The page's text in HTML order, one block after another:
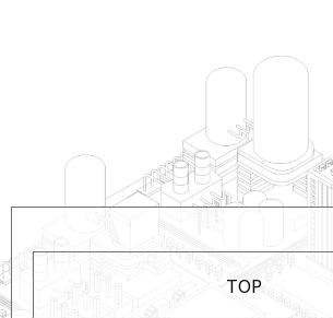
TOP